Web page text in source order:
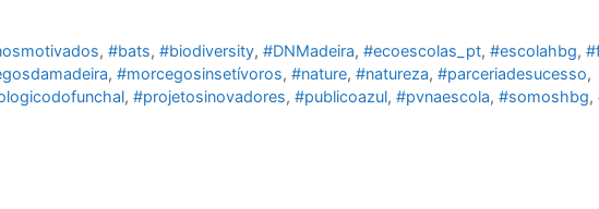
,#bats,#biodiversity,#DNMadeira,#ecoescolas_pt,#escolahbg,
, #morcegosinsetívoros, #nature, #natureza, #parceriadesucesso,
, #projetosinovadores, #publicoazul, #pvnaescola, #somoshbg,